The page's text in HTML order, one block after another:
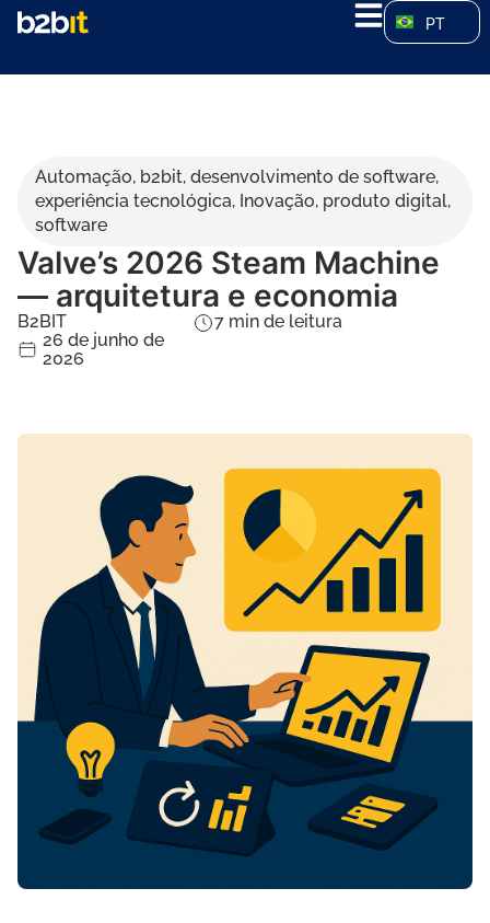
PT
Automação, b2bit, desenvolvimento de software,
experiência tecnológica, Inovação, produto digital,
software
Valve’s 2026 Steam Machine
— arquitetura e economia
B2BIT
26 de junho de
2026
7 min de leitura